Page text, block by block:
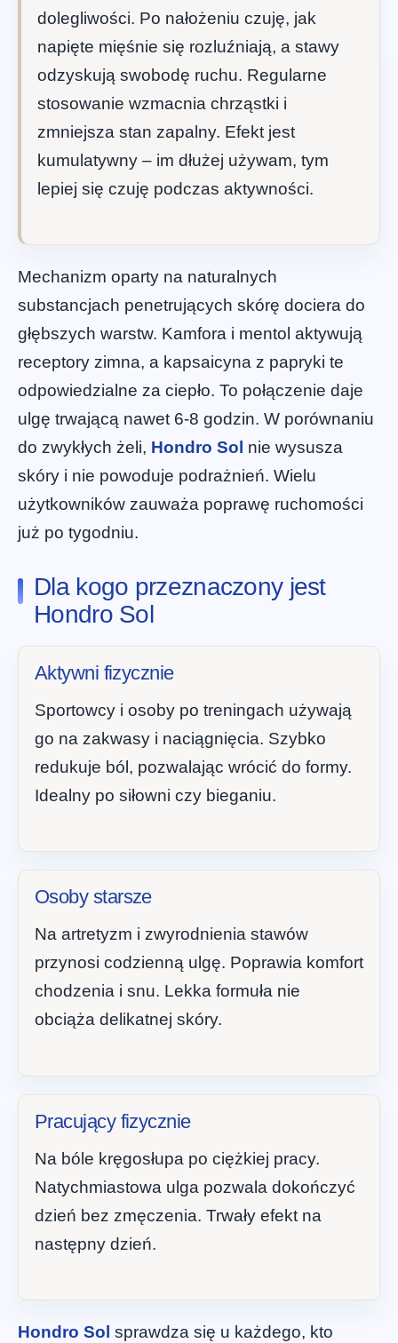
dolegliwości. Po nałożeniu czuję, jak
napięte mięśnie się rozluźniają, a stawy
odzyskują swobodę ruchu. Regularne
stosowanie wzmacnia chrząstki i
zmniejsza stan zapalny. Efekt jest
kumulatywny – im dłużej używam, tym
lepiej się czuję podczas aktywności.
Mechanizm oparty na naturalnych
substancjach penetrujących skórę dociera do
głębszych warstw. Kamfora i mentol aktywują
receptory zimna, a kapsaicyna z papryki te
odpowiedzialne za ciepło. To połączenie daje
ulgę trwającą nawet 6-8 godzin. W porównaniu
do zwykłych żeli, Hondro Sol nie wysusza
skóry i nie powoduje podrażnień. Wielu
użytkowników zauważa poprawę ruchomości
już po tygodniu.
Dla kogo przeznaczony jest
Hondro Sol
Aktywni fizycznie
Sportowcy i osoby po treningach używają
go na zakwasy i naciągnięcia. Szybko
redukuje ból, pozwalając wrócić do formy.
Idealny po siłowni czy bieganiu.
Osoby starsze
Na artretyzm i zwyrodnienia stawów
przynosi codzienną ulgę. Poprawia komfort
chodzenia i snu. Lekka formuła nie
obciąża delikatnej skóry.
Pracujący fizycznie
Na bóle kręgosłupa po ciężkiej pracy.
Natychmiastowa ulga pozwala dokończyć
dzień bez zmęczenia. Trwały efekt na
następny dzień.
Hondro Sol sprawdza się u każdego, kto